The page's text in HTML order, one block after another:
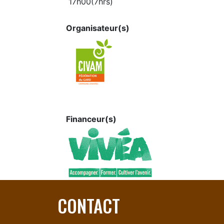
Organisateur(s)
Financeur(s)
CONTACT